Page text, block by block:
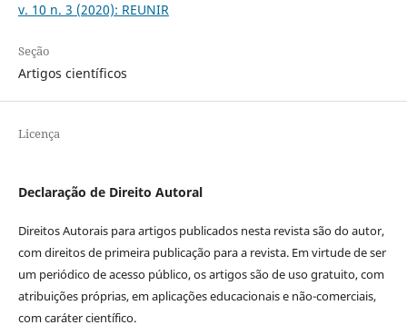
v. 10 n. 3 (2020): REUNIR
Seção
Artigos científicos
Licença
Declaração de Direito Autoral
Direitos Autorais para artigos publicados nesta revista são do autor,
com direitos de primeira publicação para a revista. Em virtude de ser
um periódico de acesso público, os artigos são de uso gratuito, com
atribuições próprias, em aplicações educacionais e não-comerciais,
com caráter científico.